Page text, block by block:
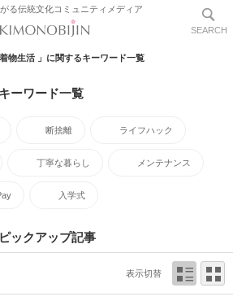
る伝統文化コミュニティメディア
SEARCH
着物生活 」に関するキーワード一覧
ーワード一覧
断捨離 ライフハック
丁寧な暮らし メンテナンス
入学式
ックアップ記事
表示切替